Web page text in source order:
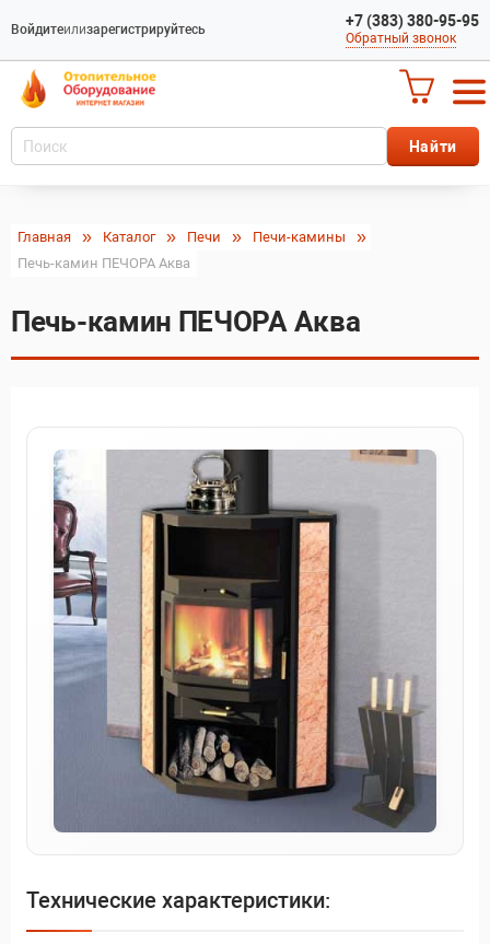
Войдитеилизарегистрируйтесь +7 (383) 380-95-95
Обратный звонок
Главная Каталог Печи
Печи-камины
Печь-камин ПЕЧОРА Аква
Печь-камин ПЕЧОРА Аква
Технические характеристики: